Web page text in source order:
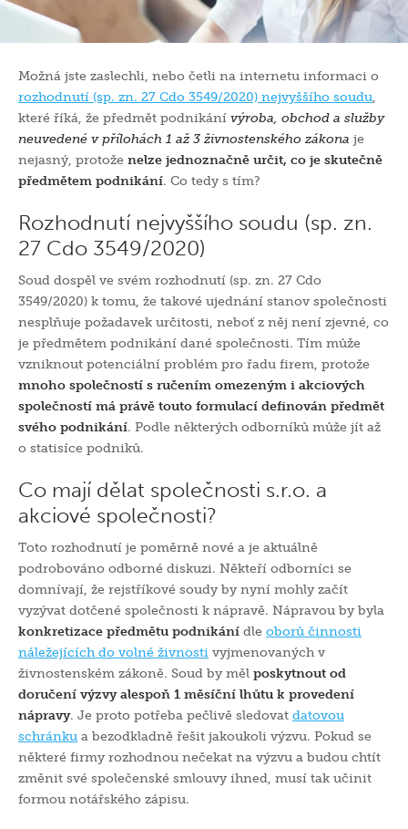
Možná jste zaslechli, nebo četli na internetu informaci o
rozhodnutí (sp. zn. 27 Cdo 3549/2020) nejvyššího soudu,
které říká, že předmět podnikání výroba, obchod a služby
neuvedené v přílohách 1 až 3 živnostenského zákona je
nejasný, protože nelze jednoznačně určit, co je skutečně
předmětem podnikání. Co tedy s tím?
Rozhodnutí nejvyššího soudu (sp. zn.
27 Cdo 3549/2020)
Soud dospěl ve svém rozhodnutí (sp. zn. 27 Cdo
3549/2020) k tomu, že takové ujednání stanov společnosti
nesplňuje požadavek určitosti, neboť z něj není zjevné, co
je předmětem podnikání dané společnosti. Tím může
vzniknout potenciální problém pro řadu firem, protože
mnoho společností s ručením omezeným i akciových
společností má právě touto formulací definován předmět
svého podnikání. Podle některých odborníků může jít až
o statisíce podniků.
Co mají dělat společnosti s.r.o. a
akciové společnosti?
Toto rozhodnutí je poměrně nové a je aktuálně
podrobováno odborné diskuzi. Někteří odborníci se
domnívají, že rejstříkové soudy by nyní mohly začít
vyzývat dotčené společnosti k nápravě. Nápravou by byla
konkretizace předmětu podnikání dle oborů činnosti
náležejících do volné živnosti vyjmenovaných v
živnostenském zákoně. Soud by měl poskytnout od
doručení výzvy alespoň 1 měsíční lhůtu k provedení
nápravy. Je proto potřeba pečlivě sledovat datovou
schránku a bezodkladně řešit jakoukoli výzvu. Pokud se
některé firmy rozhodnou nečekat na výzvu a budou chtít
změnit své společenské smlouvy ihned, musí tak učinit
formou notářského zápisu.